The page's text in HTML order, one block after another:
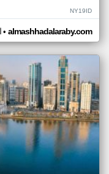
NY19ID
• almashhadalaraby.com